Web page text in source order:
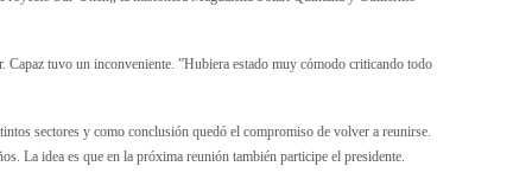
Capaz tuvo un inconveniente. ”Hubiera estado muy cómodo criticando todo
sectores y como conclusión quedó el compromiso de volver a reunirse.
La idea es que en la próxima reunión también participe el presidente.